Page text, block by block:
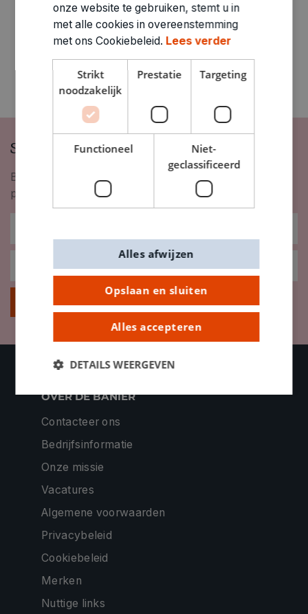
Schrijf je in op onze nieuwsbrief
Blijf op de hoogte van nieuwigheden, inspiratie,
promoties en meer!
OVER DE BANIER
Contacteer ons
Bedrijfsinformatie
Onze missie
Vacatures
Algemene voorwaarden
Privacybeleid
Cookiebeleid
Merken
Nuttige links
onze website te gebruiken, stemt u in
met alle cookies in overeenstemming
met ons Cookiebeleid. Lees verder
Strikt
noodzakelijk
Prestatie Targeting
Functioneel
Niet-
geclassificeerd
Opslaan en sluiten
Alles accepteren
Alles afwijzen
DETAILS WEERGEVEN